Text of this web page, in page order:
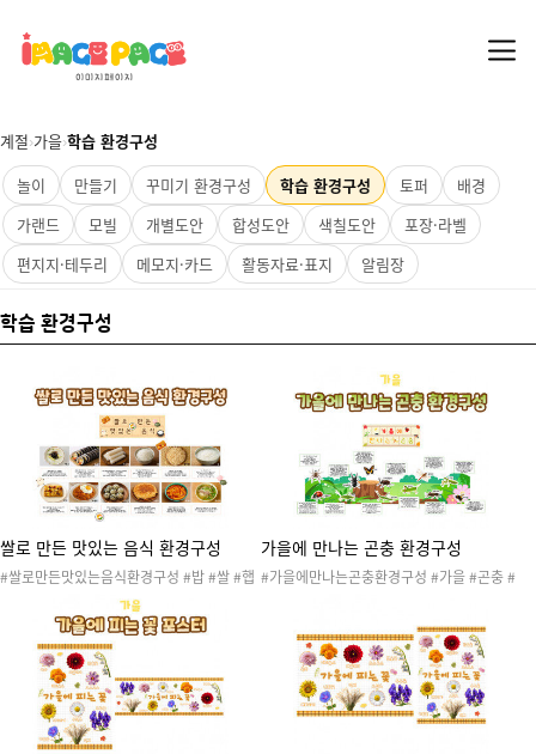
계절›가을›학습 환경구성
놀이
만들기 꾸미기 환경구성 학습 환경구성 토퍼
배경
가랜드
모빌 개별도안 합성도안 색칠도안
포장·라벨
편지지·테두리
메모지·카드 활동자료·표지 알림장
학습 환경구성
쌀로 만든 맛있는 음식 환경구성
#쌀로만든맛있는음식환경구성 #밥 #쌀 #햅
쌀 #음식 #쌀로만든음식 #농부 #추수 #수확
#환경구성 #음식환경구성 #교실환경구성 #
농업인의날 #농업인 #농업인의날놀이
가을에 만나는 곤충 환경구성
#가을에만나는곤충환경구성 #가을 #곤충 #
구성 #환경구성 #교실환경구성